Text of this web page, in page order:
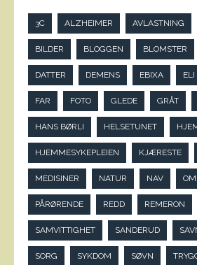
3C ALZHEIMER AVLASTNING
BILDER BLOGGEN BLOMSTER
DATTER DEMENS EBIXA ELI
FAR FOTO GLEDE GRÅT
HANS BØRLI HELSETUNET
HJEMMESYKEPLEIEN KJÆRESTE
MEDISINER NATUR NAV
PÅRØRENDE REDD REMERON
SAMVITTIGHET SANDERUD
SORG SYKDOM SØVN